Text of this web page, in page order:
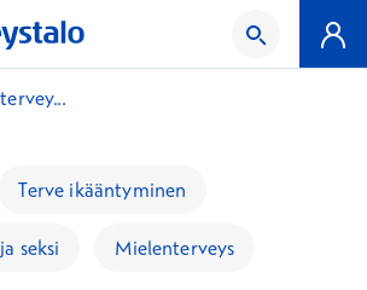
Terve ikääntyminen
seksi Mielenterveys